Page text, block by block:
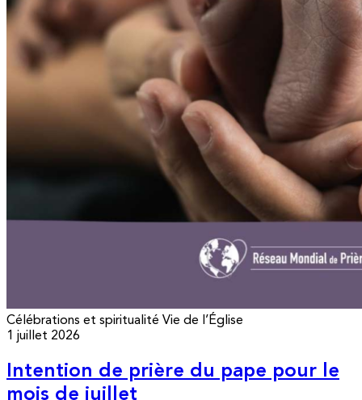
Célébrations et spiritualité Vie de l’Église
1 juillet 2026
Intention de prière du pape pour le
mois de juillet